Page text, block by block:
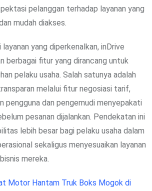
pelanggan terhadap layanan yang
mudah diakses.
yang diperkenalkan, inDrive
berbagai fitur yang dirancang untuk
pelaku usaha. Salah satunya adalah
melalui fitur negosiasi tarif,
pengguna dan pengemudi menyepakati
pesanan dijalankan. Pendekatan ini
lebih besar bagi pelaku usaha dalam
sekaligus menyesuaikan layanan
mereka.
Motor Hantam Truk Boks Mogok di